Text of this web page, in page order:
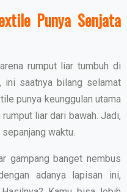
Punya Senjata
rumput liar tumbuh di
ini saatnya bilang selamat
punya keunggulan utama
liar dari bawah. Jadi,
waktu.
gampang banget nembus
adanya lapisan ini,